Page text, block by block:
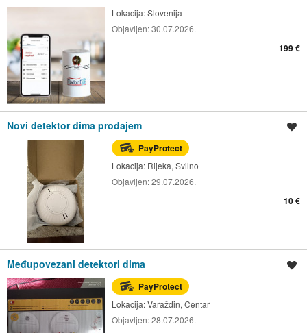
Lokacija:Slovenija
Objavljen:30.07.2026.
199 €
Novi detektor dima prodajem
PayProtect
Lokacija: Rijeka, Svilno
Objavljen:29.07.2026.
10 €
Međupovezani detektori dima
PayProtect
Lokacija:Varaždin, Centar
Objavljen:28.07.2026.